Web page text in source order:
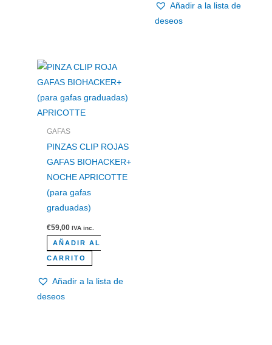
Añadir a la lista de
deseos
GAFAS
PINZAS CLIP ROJAS
GAFAS BIOHACKER+
NOCHE APRICOTTE
(para gafas
graduadas)
€59,00 IVA inc.
AÑADIR AL
CARRITO
Añadir a la lista de
deseos